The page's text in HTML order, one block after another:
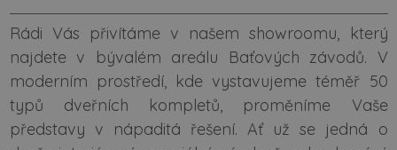
Rádi Vás přivítáme v našem showroomu, který
najdete v bývalém areálu Baťových závodů. V
moderním prostředí, kde vystavujeme téměř 50
typů dveřních kompletů, proměníme Vaše
představy v nápaditá řešení. Ať už se jedná o